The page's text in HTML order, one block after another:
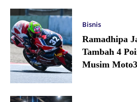
Bisnis
Ramadhipa
Tambah 4
Musim